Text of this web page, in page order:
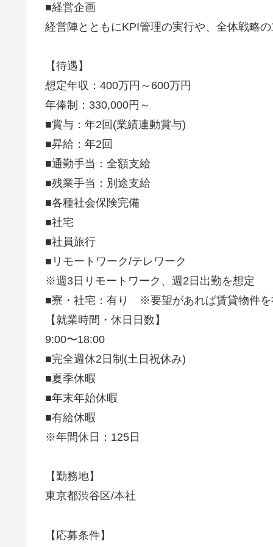
■経営企画
経営陣とともにKPI管理の実行や、全体戦略
【待遇】
想定年収：400万円～600万円
年俸制：330,000円～
■賞与：年2回(業績連動賞与)
■昇給：年2回
■通勤手当：全額支給
■残業手当：別途支給
■各種社会保険完備
■社宅
■社員旅行
■リモートワーク/テレワーク
※週3日リモートワーク、週2日出勤を想定
■寮・社宅：有り ※要望があれば賃貸物件を
【就業時間・休日日数】
9:00〜18:00
■完全週休2日制(土日祝休み)
■夏季休暇
■年末年始休暇
■有給休暇
※年間休日：125日
【勤務地】
東京都渋谷区/本社
【応募条件】